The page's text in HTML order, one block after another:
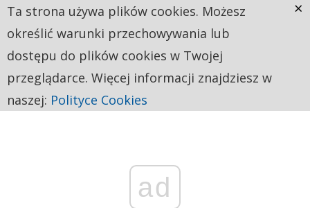
ad
Ta strona używa plików cookies. Możesz
określić warunki przechowywania lub
dostępu do plików cookies w Twojej
przeglądarce. Więcej informacji znajdziesz w
naszej: Polityce Cookies
×